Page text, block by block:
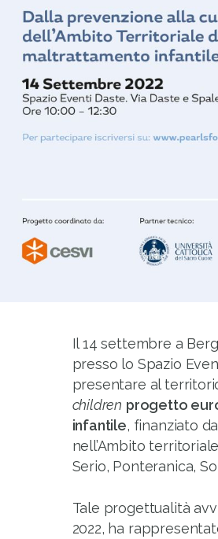
Il 14 settembre a
presso lo Spazio
presentare al
children progetto
infantile, finanziato
nell’Ambito
Serio, Ponteranica,
Tale progettualità
2022, ha